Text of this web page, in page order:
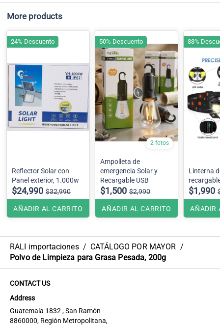
More products
Reflector Solar con
Panel exterior, 1.000w
$24,990 $32,990
AÑADIR AL CARRITO
24% Descuento
2 fotos
Ampolleta de
emergencia Solar y
Recargable USB
$1,500 $2,990
AÑADIR AL CARRITO
50% Descuento
Linterna
$1,990
AÑADIR
33%
RALI importaciones / CATÁLOGO POR MAYOR /
Polvo de Limpieza para Grasa Pesada, 200g
CONTACT US
Address
Guatemala 1832 , San Ramón -
8860000, Región Metropolitana,